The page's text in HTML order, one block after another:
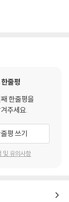
한줄평
한줄평을
주세요.
평 쓰기
및 유의사항